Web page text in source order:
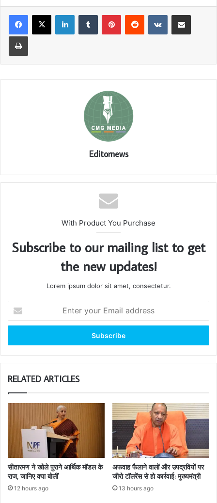
LinkedInTumblr PinterestReddit VKontakteShare via Email
Print
Editornews
With Product You Purchase
Subscribe to our mailing list to get
the new updates!
Lorem ipsum dolor sit amet, consectetur.
your
Email
RELATED ARTICLES
सीतारमण ने खोले पुराने आर्थिक मॉडल के
राज, जानिए क्या बोलीं
12 hours ago
अफवाह फैलाने वालों और उपद्रवियों पर
जीरो टॉलरेंस से हो कार्रवाई: मुख्यमंत्री
13 hours ago